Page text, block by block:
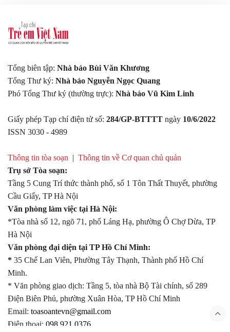
Tổng biên tập: Nhà báo Bùi Văn Khương
Tổng Thư ký: Nhà báo Nguyễn Ngọc Quang
Phó Tổng Thư ký (thường trực): Nhà báo Vũ Kim Linh
Giấy phép Tạp chí điện tử số: 284/GP-BTTTT ngày 10/6/2022
ISSN 3030 - 4989
Thông tin tòa soạn | Thông tin về Cơ quan chủ quản
Trụ sở Tòa soạn:
Tầng 5 Cung Trí thức thành phố, số 1 Tôn Thất Thuyết, phường
Cầu Giấy, TP Hà Nội
Văn phòng làm việc tại Hà Nội:
*Tòa nhà số 12, ngõ 71, phố Láng Hạ, phường Ô Chợ Dừa, TP
Hà Nội
Văn phòng đại diện tại TP Hồ Chí Minh:
* 35 Chế Lan Viên, Phường Tây Thạnh, Thành phố Hồ Chí
Minh.
* Văn phòng giao dịch: Tầng 5, tòa nhà Bộ Tài chính, số 289
Điện Biên Phủ, phường Xuân Hòa, TP Hồ Chí Minh
Email: toasoantevn@gmail.com
Điện thoại: 098.921.0376